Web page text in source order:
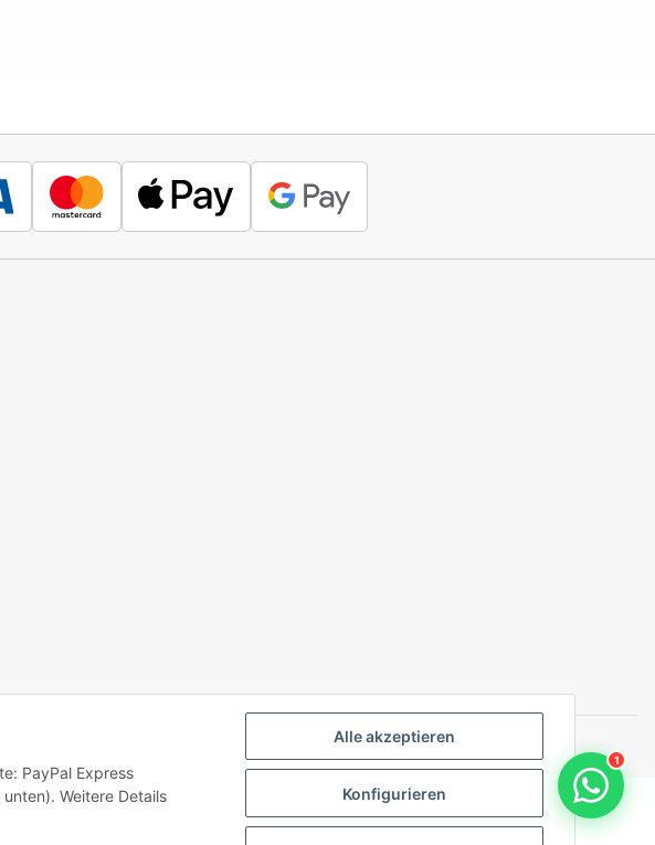
Alle akzeptieren
Konfigurieren
PayPal Express
Weitere Details
1
/ Powered by